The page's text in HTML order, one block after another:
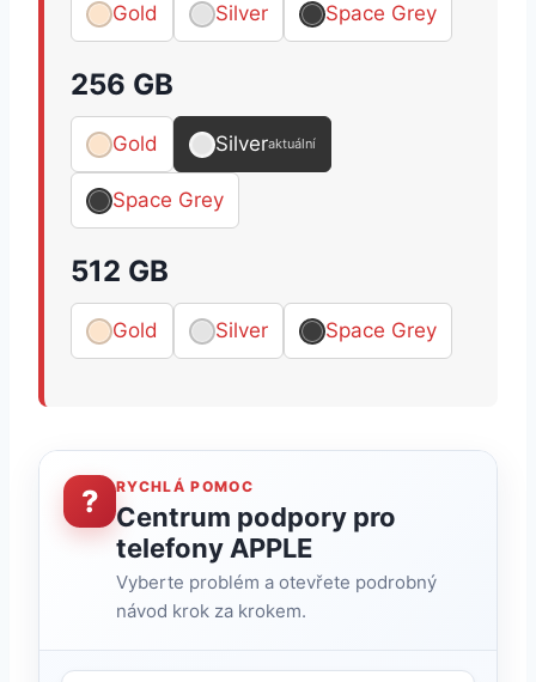
Gold Silver Space Grey
256 GB
Gold Silveraktuální
Space Grey
512 GB
Gold Silver Space Grey
? RYCHLÁ POMOC
Centrum podpory pro
telefony APPLE
Vyberte problém a otevřete podrobný
návod krok za krokem.